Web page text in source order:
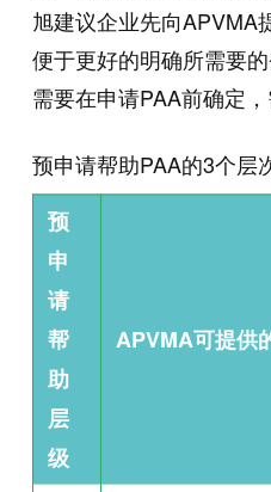
旭建议企业先向APVMA
便于更好的明确所需要
需要在申请PAA前确定
预申请帮助PAA的3个层
预
申
请
帮
助
层
级
APVMA可提供